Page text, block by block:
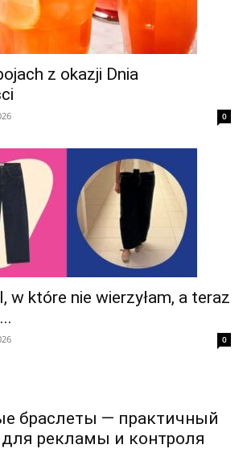
z okazji Dnia
0
w które nie wierzyłam, a teraz
0
браслеты — практичный
для рекламы и контроля